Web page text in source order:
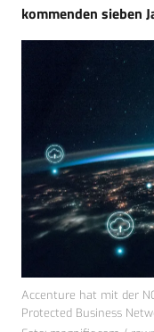
kommenden sieben
Accenture hat mit der
Protected Business